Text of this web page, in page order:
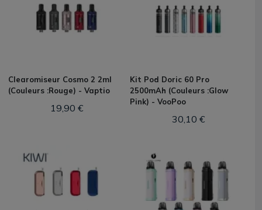
Clearomiseur Cosmo 2 2ml
(Couleurs :Rouge) - Vaptio
19,90 €
Kit Pod Doric 60 Pro
2500mAh (Couleurs :Glow
Pink) - VooPoo
30,10 €